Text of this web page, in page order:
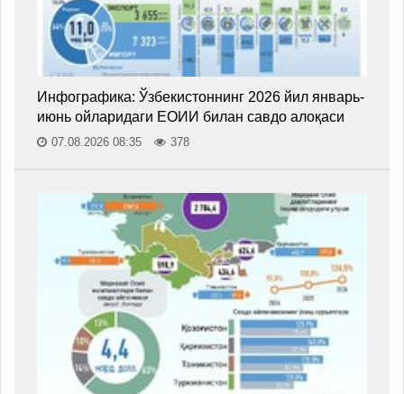
Инфографика: Ўзбекистоннинг 2026 йил январь-
июнь ойларидаги ЕОИИ билан савдо алоқаси
07.08.2026 08:35 378